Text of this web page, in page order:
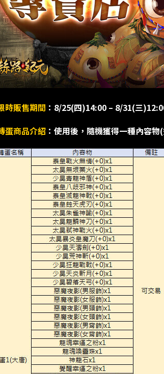
時販售期間 ：8/25(四)14:00 – 8/31(三
蛋商品介紹： 使用後，隨機獲得一種內容物